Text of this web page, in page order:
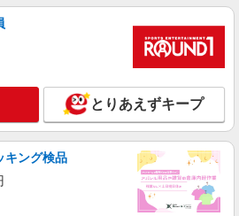
1500円〜2125円 ＜日払い有/週払い有/交
給(ガソリン代含む)＞
詳細を見る
新宿本社 第3営業部
ビスでの看護師
：准看護師1160円〜1320円 看護
師1460円〜1620円 ＊土日出勤は＋100円
とりあえずキープ
キング検品